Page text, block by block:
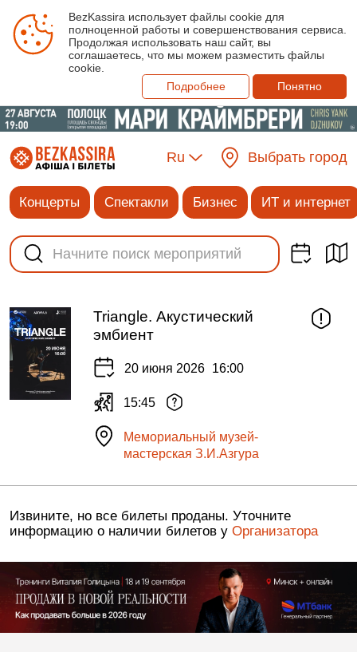
BezKassira использует файлы cookie для
полноценной работы и совершенствования сервиса.
Продолжая использовать наш сайт, вы
соглашаетесь, что мы можем разместить файлы
cookie.
Подробнее
Понятно
Ru Выбрать город
Концерты Спектакли Бизнес ИТ и интернет
Triangle. Акустический
эмбиент
20 июня 2026 16:00
15:45
Мемориальный музей-
мастерская З.И.Азгура
Извините, но все билеты проданы. Уточните
информацию о наличии билетов у Организатора